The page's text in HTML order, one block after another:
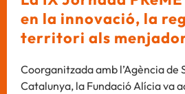
en la innovació, la
territori als
Coorganitzada amb l’Agència de
Catalunya, la Fundació Alícia va